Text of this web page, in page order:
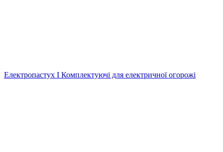
Електропастух І Комплектуючі для електричної огорожі